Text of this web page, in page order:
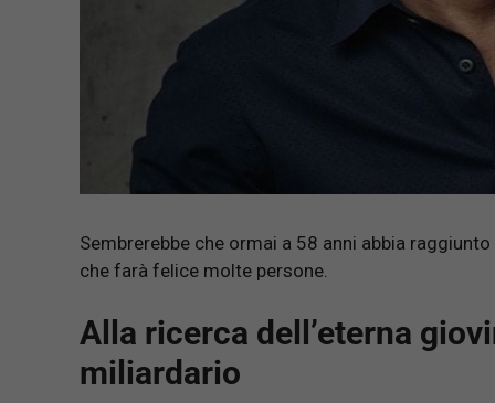
Sembrerebbe che ormai a 58 anni abbia
che farà felice molte persone.
Alla ricerca dell’eterna
miliardario